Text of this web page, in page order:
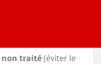
non traité(éviter le